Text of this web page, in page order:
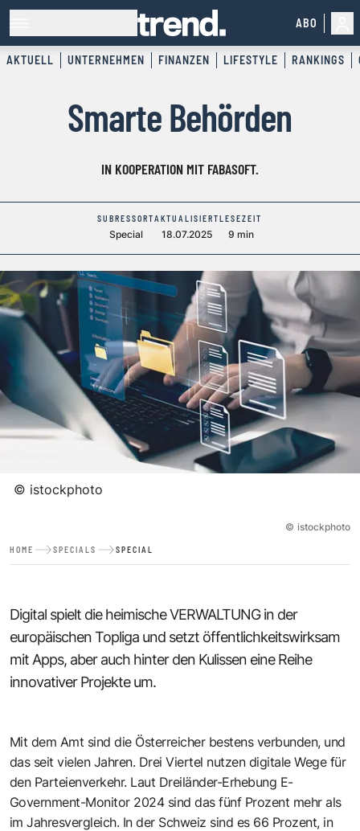
ABO
AKTUELL UNTERNEHMEN FINANZEN LIFESTYLE RANKINGS
Smarte Behörden
IN KOOPERATION MIT FABASOFT.
SUBRESSORT
Special
AKTUALISIERT
18.07.2025
LESEZEIT
9 min
© istockphoto
© istockphoto
HOME SPECIALS SPECIAL
Digital spielt die heimische VERWALTUNG in der
europäischen Topliga und setzt öffentlichkeitswirksam
mit Apps, aber auch hinter den Kulissen eine Reihe
innovativer Projekte um.
Mit dem Amt sind die Österreicher bestens verbunden, und
das seit vielen Jahren. Drei Viertel nutzen digitale Wege für
den Parteienverkehr. Laut Dreiländer-Erhebung E-
Government-Monitor 2024 sind das fünf Prozent mehr als
im Jahresvergleich. In der Schweiz sind es 66 Prozent, in